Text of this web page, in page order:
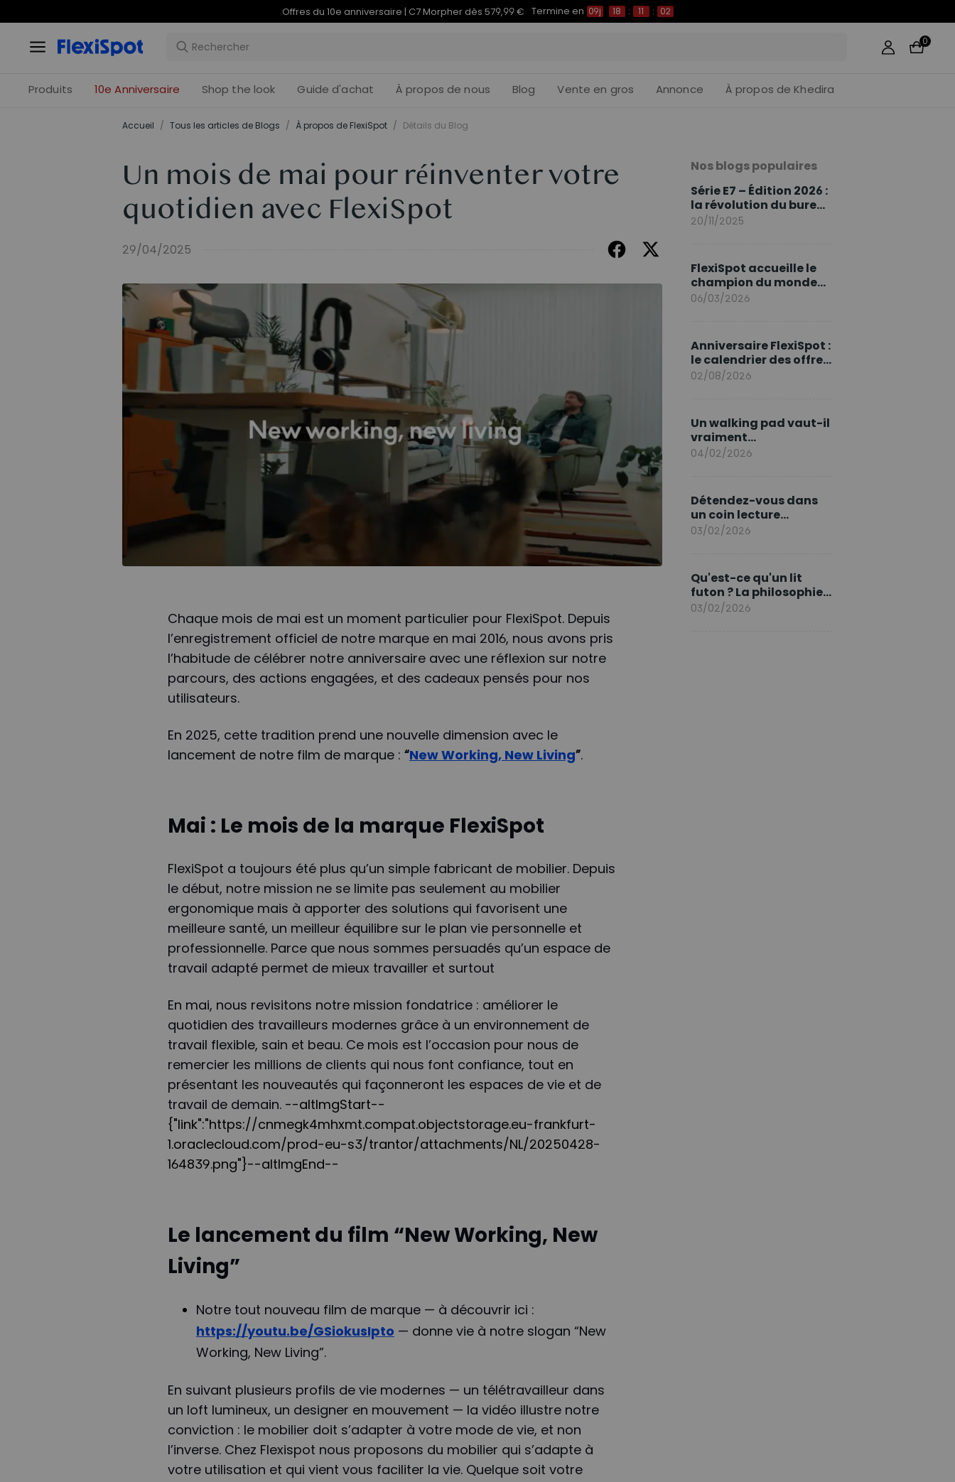
Offres du 10e anniversaire | C7 Morpher dès 579,99 € Termine en 09j 18 : 11 : 01
0
Produits 10e Anniversaire Shop the look Guide d'achat À propos de nous Blog Vente en gros Annonce À propos de Khedira
Accueil / Tous les articles de Blogs / À propos de FlexiSpot / Détails du Blog
Un mois de mai pour réinventer votre
quotidien avec FlexiSpot
29/04/2025
Chaque mois de mai est un moment particulier pour FlexiSpot. Depuis
l’enregistrement officiel de notre marque en mai 2016, nous avons pris
l’habitude de célébrer notre anniversaire avec une réflexion sur notre
parcours, des actions engagées, et des cadeaux pensés pour nos
utilisateurs.
En 2025, cette tradition prend une nouvelle dimension avec le
lancement de notre film de marque : “New Working, New Living”.
Mai : Le mois de la marque FlexiSpot
FlexiSpot a toujours été plus qu’un simple fabricant de mobilier. Depuis
le début, notre mission ne se limite pas seulement au mobilier
ergonomique mais à apporter des solutions qui favorisent une
meilleure santé, un meilleur équilibre sur le plan vie personnelle et
professionnelle. Parce que nous sommes persuadés qu’un espace de
travail adapté permet de mieux travailler et surtout
En mai, nous revisitons notre mission fondatrice : améliorer le
quotidien des travailleurs modernes grâce à un environnement de
travail flexible, sain et beau. Ce mois est l’occasion pour nous de
remercier les millions de clients qui nous font confiance, tout en
présentant les nouveautés qui façonneront les espaces de vie et de
travail de demain. --altImgStart--
{"link":"https://cnmegk4mhxmt.compat.objectstorage.eu-frankfurt-
1.oraclecloud.com/prod-eu-s3/trantor/attachments/NL/20250428-
164839.png"}--altImgEnd--
Le lancement du film “New Working, New
Living”
Notre tout nouveau film de marque — à découvrir ici :
https://youtu.be/GSiokusIpto — donne vie à notre slogan “New
Working, New Living”.
En suivant plusieurs profils de vie modernes — un télétravailleur dans
un loft lumineux, un designer en mouvement — la vidéo illustre notre
conviction : le mobilier doit s’adapter à votre mode de vie, et non
l’inverse. Chez Flexispot nous proposons du mobilier qui s’adapte à
votre utilisation et qui vient vous faciliter la vie. Quelque soit votre
Nos blogs populaires
Série E7 – Édition 2026 :
la révolution du bureau
assis debout continue
20/11/2025
FlexiSpot accueille le
champion du monde
Sami Khedira comme
06/03/2026
Anniversaire FlexiSpot :
le calendrier des offres
d’août
02/08/2026
Un walking pad vaut-il
vraiment
l'investissement ?
04/02/2026
Détendez-vous dans
un coin lecture
printanier
03/02/2026
Qu'est-ce qu'un lit
futon ? La philosophie
du sommeil japonais
03/02/2026